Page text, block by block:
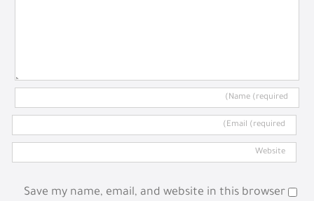
Save my name, email, and website in this browser